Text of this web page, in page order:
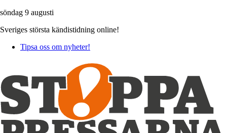
söndag 9 augusti
Sveriges största kändistidning online!
Tipsa oss om nyheter!